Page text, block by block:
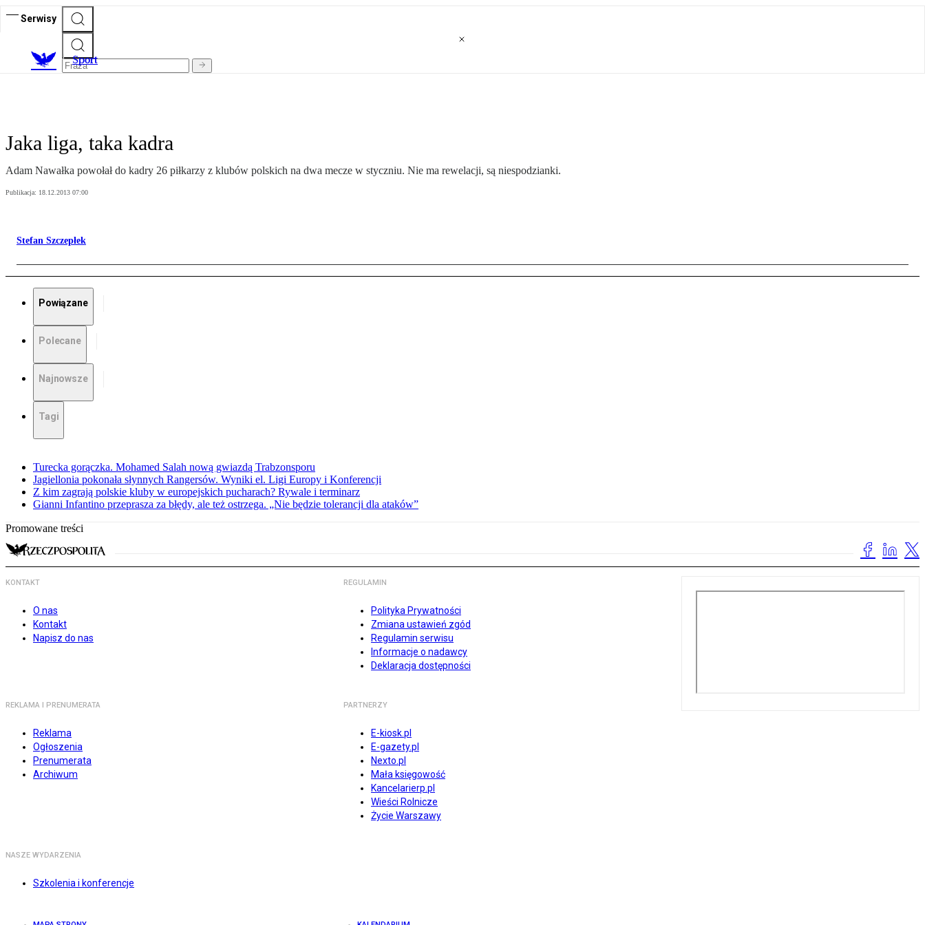
Serwisy
Sport
Jaka liga, taka kadra
Adam Nawałka powołał do kadry 26 piłkarzy z klubów polskich na dwa mecze w styczniu. Nie ma rewelacji, są niespodzianki.
Publikacja: 18.12.2013 07:00
Stefan Szczepłek
Powiązane
Polecane
Najnowsze
Tagi
Turecka gorączka. Mohamed Salah nową gwiazdą Trabzonsporu
Jagiellonia pokonała słynnych Rangersów. Wyniki el. Ligi Europy i Konferencji
Z kim zagrają polskie kluby w europejskich pucharach? Rywale i terminarz
Gianni Infantino przeprasza za błędy, ale też ostrzega. „Nie będzie tolerancji dla ataków”
Promowane treści
KONTAKT
O nas
Kontakt
Napisz do nas
REGULAMIN
Polityka Prywatności
Zmiana ustawień zgód
Regulamin serwisu
Informacje o nadawcy
Deklaracja dostępności
REKLAMA I PRENUMERATA
Reklama
Ogłoszenia
Prenumerata
Archiwum
PARTNERZY
E-kiosk.pl
E-gazety.pl
Nexto.pl
Mała księgowość
Kancelarierp.pl
Wieści Rolnicze
Życie Warszawy
NASZE WYDARZENIA
Szkolenia i konferencje